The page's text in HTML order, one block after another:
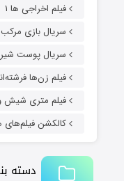
فیلم اخراجی ها ۱
سریال بازی مرکب
سریال پوست شیر
فیلم زن‌ها
فیلم متری شیش
کالکشن فیلم‌های
دسته